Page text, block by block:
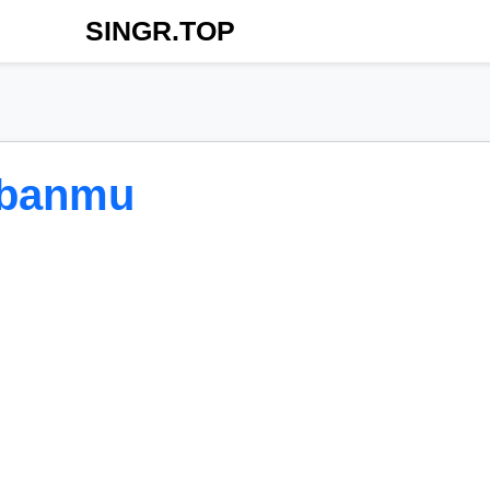
SINGR.TOP